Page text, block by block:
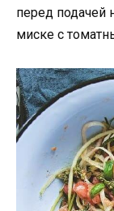
перед
миске с